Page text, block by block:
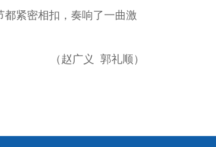
紧密相扣，奏响了一曲激
（赵广义 郭礼顺）